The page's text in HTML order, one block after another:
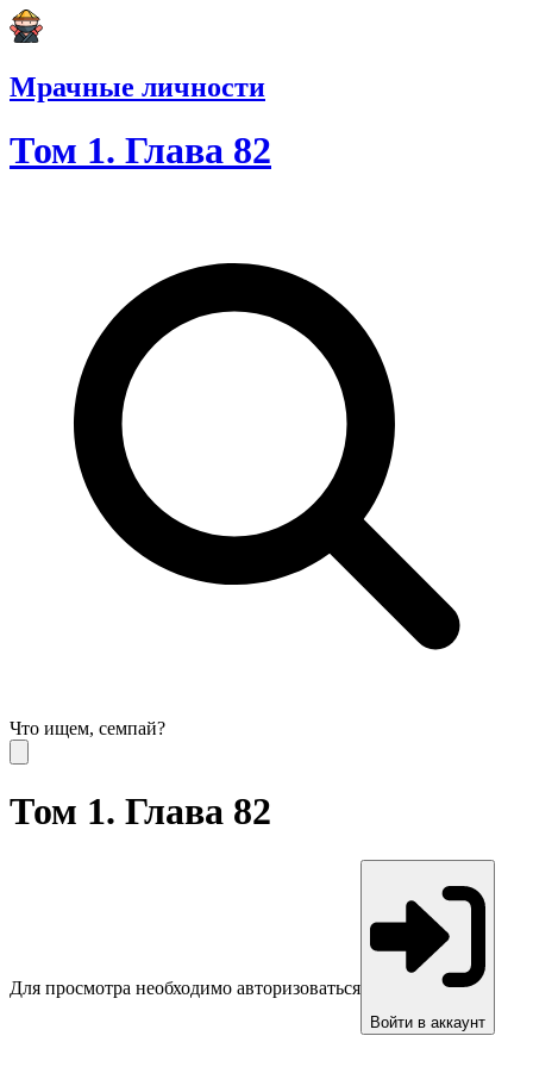
Мрачные личности
Том 1. Глава 82
Что ищем, семпай?
Том 1. Глава 82
Для просмотра необходимо авторизоваться
Войти в аккаунт